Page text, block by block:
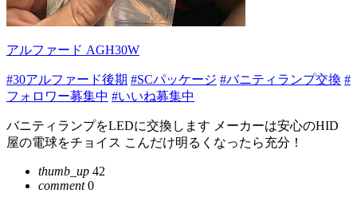
アルファード AGH30W
#30アルファード後期 #SCパッケージ #バニティランプ交換 #
フォロワー募集中 #いいね募集中
バニティランプをLEDに交換します メーカーは安心のHID
屋の電球をチョイス こんだけ明るくなったら充分！
thumb_up 42
comment0